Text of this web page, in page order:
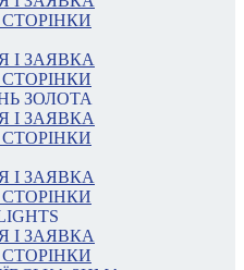
І ЗАЯВКА
ЗОЛОТА
І ЗАЯВКА
І ЗАЯВКА
І ЗАЯВКА